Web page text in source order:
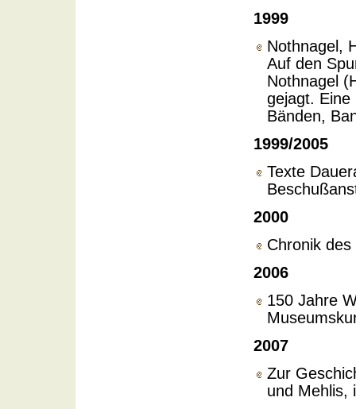
1999
Nothnagel,
Auf den
Nothnagel
gejagt. Eine
Bänden,
1999/2005
Texte
2000
Chronik
2006
150 Jahre
2007
Zur
und Mehlis,